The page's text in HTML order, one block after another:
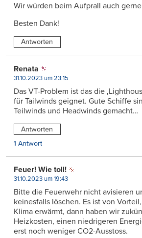
Wir würden beim Aufprall auch
Besten Dank!
Antworten
Renata
31.10.2023 um 23:15
Das VT-Problem ist das die
für Tailwinds geignet. Gute Schiffe
Teilwinds und Headwinds gemacht…
Antworten
1 Antwort
Feuer! Wie toll!
31.10.2023 um 19:43
Bitte die Feuerwehr nicht avisieren
keinesfalls löschen. Es ist von
Klima erwärmt, dann haben wir
Heizkosten, einen niedrigeren
erst noch weniger CO2-Ausstoss.